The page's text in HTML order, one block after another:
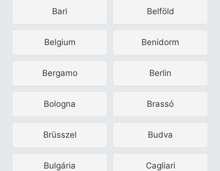
Bari Belföld
Belgium Benidorm
Bergamo Berlin
Bologna Brassó
Brüsszel Budva
Bulgária Cagliari